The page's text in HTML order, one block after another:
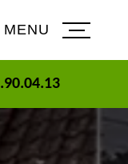
MENU